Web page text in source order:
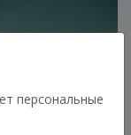
персональные